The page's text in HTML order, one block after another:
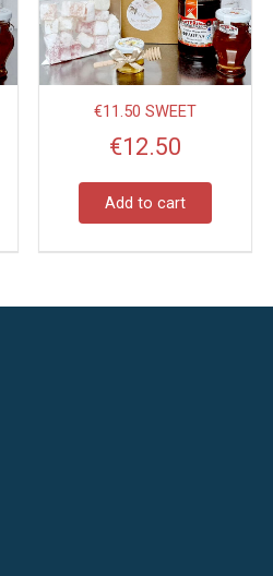
€11.50 SWEET
€12.50
Add to cart